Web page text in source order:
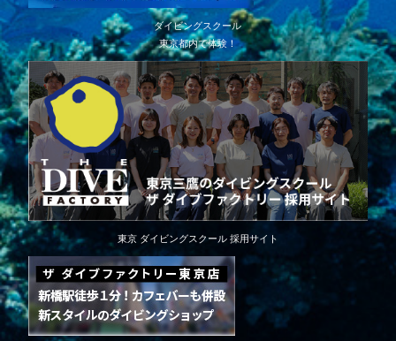
ダイビングスクール
東京都内で体験！
東京 ダイビングスクール 採用サイト